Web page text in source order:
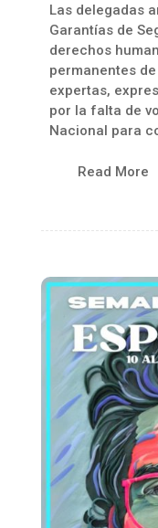
Las delegadas
Garantías de
derechos
permanentes
expertas,
por la falta de
Nacional para
Read More